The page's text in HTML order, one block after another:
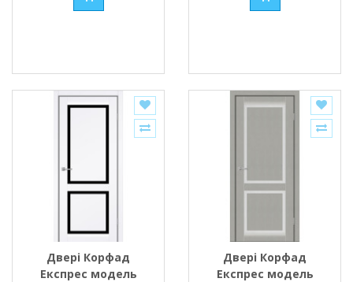
Двері Корфад
Експрес модель
Двері Корфад
Експрес модель